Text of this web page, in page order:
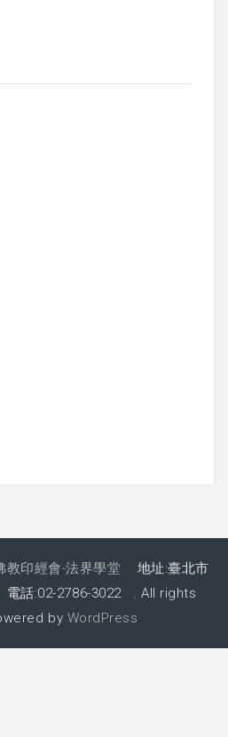
教印經會-法界學堂 地址:臺北市
話:02-2786-3022 . All rights
by WordPress